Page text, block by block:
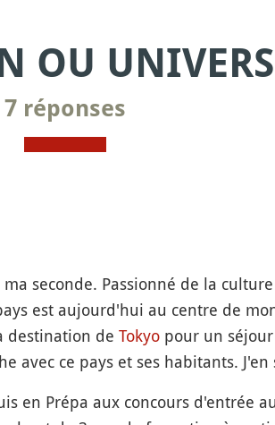
OU
7 réponses
seconde. Passionné de la
est aujourd'hui au centre de
destination de Tokyopour un séjour
ce pays et ses habitants.
en Prépa aux concours d'entrée